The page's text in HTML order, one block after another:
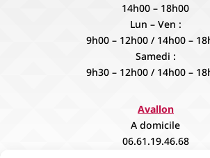
14h00 – 18h00
Lun – Ven :
9h00 – 12h00 / 14h00 –
Samedi :
9h30 – 12h00 / 14h00 –
Avallon
A domicile
06.61.19.46.68